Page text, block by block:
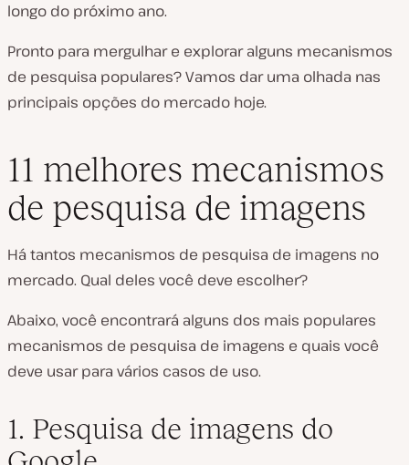
longo do próximo ano.
Pronto para mergulhar e explorar alguns mecanismos
de pesquisa populares? Vamos dar uma olhada nas
principais opções do mercado hoje.
11 melhores mecanismos
de pesquisa de imagens
Há tantos mecanismos de pesquisa de imagens no
mercado. Qual deles você deve escolher?
Abaixo, você encontrará alguns dos mais populares
mecanismos de pesquisa de imagens e quais você
deve usar para vários casos de uso.
1. Pesquisa de imagens do